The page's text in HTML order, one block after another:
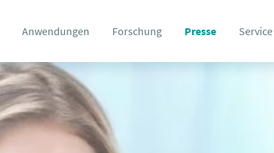
Anwendungen Forschung Presse Service